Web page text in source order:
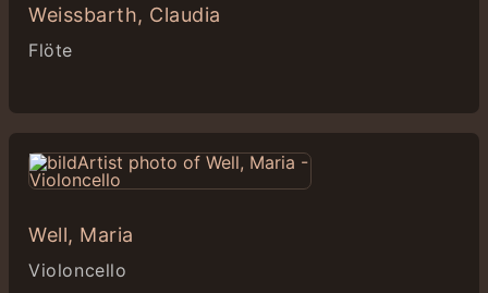
Weissbarth, Claudia
Flöte
Well, Maria
Violoncello